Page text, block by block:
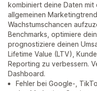
kombiniert deine Daten
allgemeinen
Wachstumschancen
Benchmarks, optimiere
prognostiziere deinen
Lifetime Value (LTV),
Reporting zu verbessern.
Dashboard.
Fehler bei Google-,